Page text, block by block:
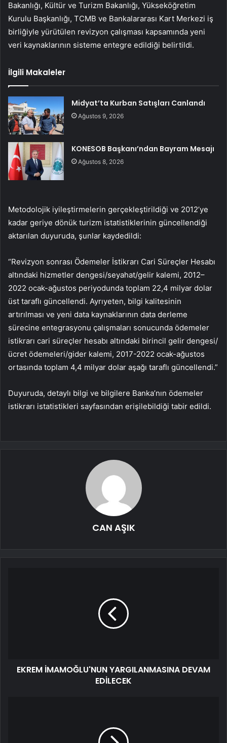
Bakanlığı, Kültür ve Turizm Bakanlığı, Yükseköğretim
Kurulu Başkanlığı, TCMB ve Bankalararası Kart Merkezi iş
birliğiyle yürütülen revizyon çalışması kapsamında yeni
veri kaynaklarının sisteme entegre edildiği belirtildi.
İlgili Makaleler
Midyat’ta Kurban Satışları Canlandı
Ağustos 9, 2026
KONESOB Başkanı’ndan Bayram Mesajı
Ağustos 8, 2026
Metodolojik iyileştirmelerin gerçekleştirildiği ve 2012’ye
kadar geriye dönük turizm istatistiklerinin güncellendiği
aktarılan duyuruda, şunlar kaydedildi:
“Revizyon sonrası Ödemeler İstikrarı Cari Süreçler Hesabı
altındaki hizmetler dengesi/seyahat/gelir kalemi, 2012–
2022 ocak-ağustos periyodunda toplam 22,4 milyar dolar
üst taraflı güncellendi. Ayrıyeten, bilgi kalitesinin
artırılması ve yeni data kaynaklarının data derleme
sürecine entegrasyonu çalışmaları sonucunda ödemeler
istikrarı cari süreçler hesabı altındaki birincil gelir dengesi/
ücret ödemeleri/gider kalemi, 2017-2022 ocak-ağustos
ortasında toplam 4,4 milyar dolar aşağı taraflı güncellendi.”
Duyuruda, detaylı bilgi ve bilgilere Banka’nın ödemeler
istikrarı istatistikleri sayfasından erişilebildiği tabir edildi.
CAN AŞIK
EKREM İMAMOĞLU'NUN YARGILANMASINA DEVAM
EDİLECEK